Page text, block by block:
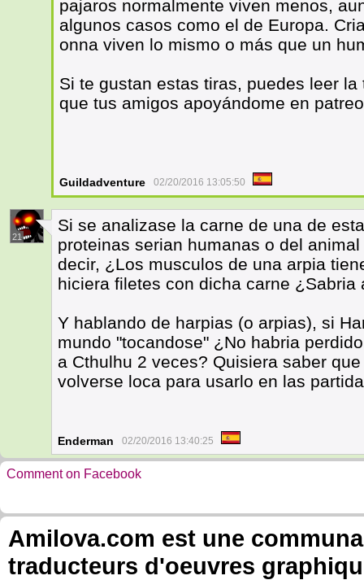
pajaros normalmente viven menos,
algunos casos como el de Europa.
onna viven lo mismo o más que un
Si te gustan estas tiras, puedes leer
que tus amigos apoyándome en
Guildadventure 02/20/2016 13:05:50
21
Si se analizase la carne de una de
proteinas serian humanas o del
decir, ¿Los musculos de una arpia
hiciera filetes con dicha carne ¿Sabria
Y hablando de harpias (o arpias), si
mundo "tocandose" ¿No habria
a Cthulhu 2 veces? Quisiera saber
volverse loca para usarlo en las
Enderman 02/20/2016 13:40:25
Comment on Facebook
Amilova.com est une
traducteurs d'oeuvres